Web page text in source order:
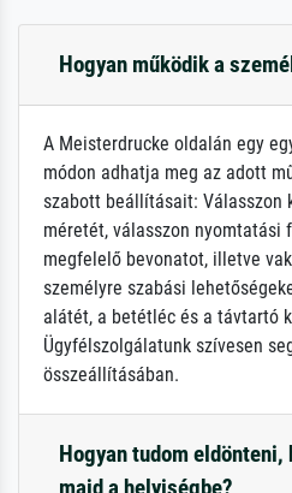
Hogyan működik a
A Meisterdrucke oldalán egy
módon adhatja meg az adott
szabott beállításait: Válasszon
méretét, válasszon nyomtatási
megfelelő bevonatot, illetve
személyre szabási
alátét, a betétléc és a távtartó
Ügyfélszolgálatunk szívesen
összeállításában.
Hogyan tudom
majd a helyiségbe?